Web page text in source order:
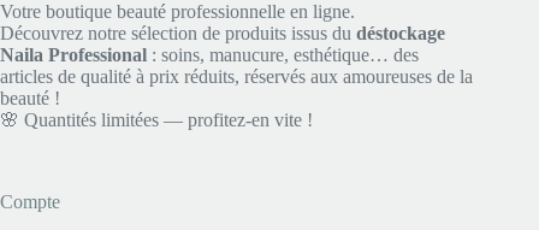
Votre boutique beauté professionnelle en ligne.
Découvrez notre sélection de produits issus du déstockage
Naila Professional : soins, manucure, esthétique… des
articles de qualité à prix réduits, réservés aux amoureuses de la
beauté !
🌸 Quantités limitées — profitez-en vite !
Compte